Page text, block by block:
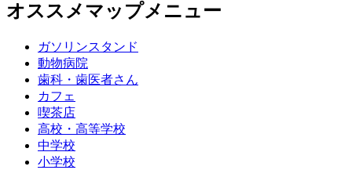
オススメマップメニュー
ガソリンスタンド
動物病院
歯科・歯医者さん
カフェ
喫茶店
高校・高等学校
中学校
小学校